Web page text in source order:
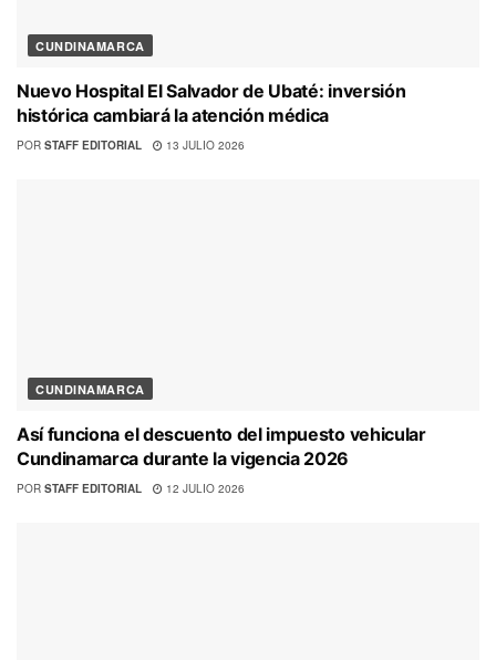
CUNDINAMARCA
Nuevo Hospital El Salvador de Ubaté: inversión
histórica cambiará la atención médica
POR STAFF EDITORIAL 13 JULIO 2026
CUNDINAMARCA
Así funciona el descuento del impuesto vehicular
Cundinamarca durante la vigencia 2026
POR STAFF EDITORIAL 12 JULIO 2026